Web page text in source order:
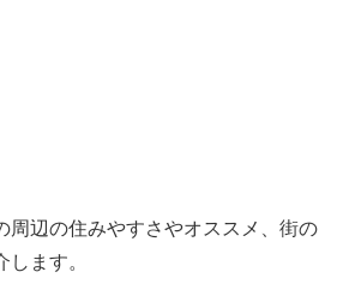
周辺の住みやすさやオススメ、街の
ます。